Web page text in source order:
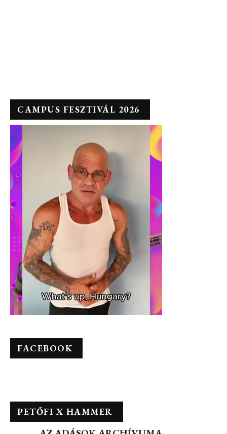
CAMPUS FESZTIVÁL 2026
FACEBOOK
PETŐFI X HAMMER